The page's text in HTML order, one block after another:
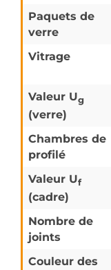
Paquets de
verre
Vitrage
Valeur Ug
(verre)
Chambres de
profilé
Valeur Uf
(cadre)
Nombre de
joints
Couleur des